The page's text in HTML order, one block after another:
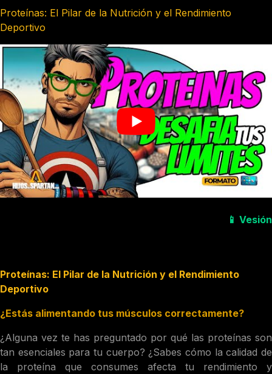
Proteínas: El Pilar de la Nutrición y el Rendimiento
Deportivo
📱 Vesión
Proteínas: El Pilar de la Nutrición y el Rendimiento
Deportivo
¿Estás alimentando tus músculos correctamente?
¿Alguna vez te has preguntado por qué las proteínas son
tan esenciales para tu cuerpo? ¿Sabes cómo la calidad de
la proteína que consumes afecta tu rendimiento y